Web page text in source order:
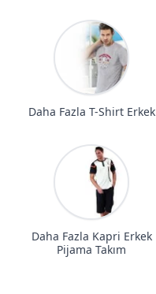
Daha Fazla T-Shirt Erkek
Daha Fazla Kapri Erkek
Pijama Takım